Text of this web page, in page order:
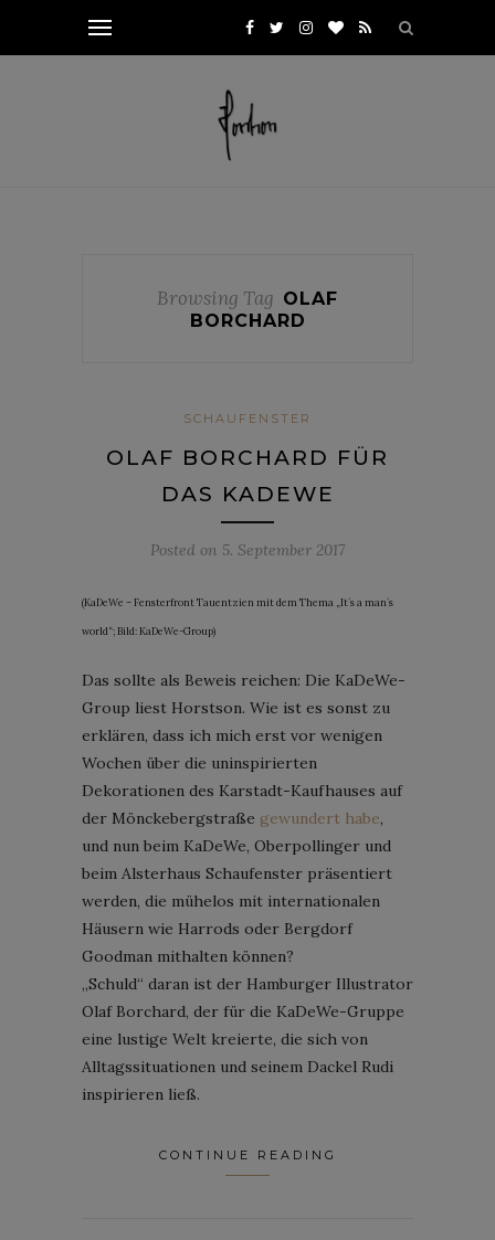
Browsing Tag OLAF
BORCHARD
SCHAUFENSTER
OLAF BORCHARD FÜR
DAS KADEWE
Posted on 5. September 2017
(KaDeWe – Fensterfront Tauentzien mit dem Thema „It´s a man´s
world“; Bild: KaDeWe-Group)
Das sollte als Beweis reichen: Die KaDeWe-
Group liest Horstson. Wie ist es sonst zu
erklären, dass ich mich erst vor wenigen
Wochen über die uninspirierten
Dekorationen des Karstadt-Kaufhauses auf
der Mönckebergstraße gewundert habe,
und nun beim KaDeWe, Oberpollinger und
beim Alsterhaus Schaufenster präsentiert
werden, die mühelos mit internationalen
Häusern wie Harrods oder Bergdorf
Goodman mithalten können?
„Schuld“ daran ist der Hamburger Illustrator
Olaf Borchard, der für die KaDeWe-Gruppe
eine lustige Welt kreierte, die sich von
Alltagssituationen und seinem Dackel Rudi
inspirieren ließ.
CONTINUE READING